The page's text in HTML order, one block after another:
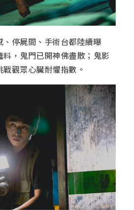
停屍間、手術台都陸續曝
料，鬼門已開神佛盡散；鬼影
觀眾心臟耐懼指數。